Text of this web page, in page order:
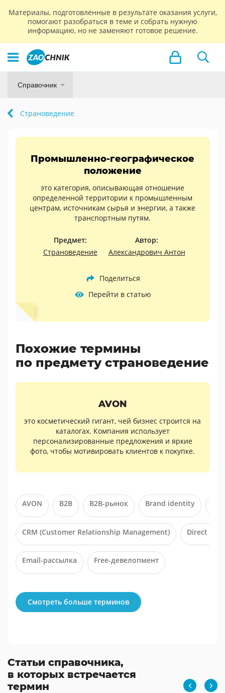
Материалы, подготовленные в результате оказания услуги,
помогают разобраться в теме и собрать нужную
информацию, но не заменяют готовое решение.
Справочник
Страноведение
Промышленно-географическое
положение
это категория, описывающая отношение
определенной территории к промышленным
центрам, источникам сырья и энергии, а также
транспортным путям.
Предмет:
Страноведение
Автор:
Александрович Антон
Поделиться
Перейти в статью
Похожие термины
по предмету страноведение
AVON
это косметический гигант, чей бизнес строится на
каталогах. Компания использует
персонализированные предложения и яркие
фото, чтобы мотивировать клиентов к покупке.
AVON B2B B2B-рынок Brand identity
CRM (Customer Relationship Management) Direct
Email-рассылка Free-девелопмент
Смотреть больше терминов
Статьи справочника,
в которых встречается
термин